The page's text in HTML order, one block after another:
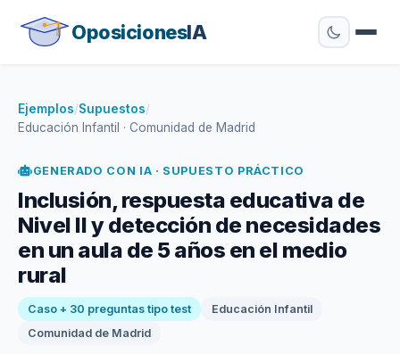
OposicionesIA
Ejemplos/Supuestos/
Educación Infantil · Comunidad de Madrid
GENERADO CON IA · SUPUESTO PRÁCTICO
Inclusión, respuesta educativa de
Nivel II y detección de necesidades
en un aula de 5 años en el medio
rural
Caso + 30 preguntas tipo test
Educación Infantil
Comunidad de Madrid